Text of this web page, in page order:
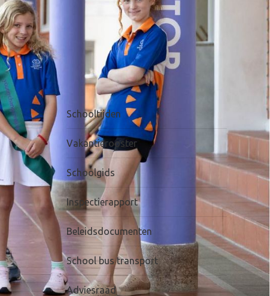
Schooltijden
Vakantierooster
Schoolgids
Inspectierapport
Beleidsdocumenten
School bus transport
Adviesraad